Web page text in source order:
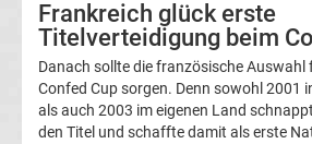
Liste
Frankreich glück erste
Titelverteidigung beim
Danach sollte die französische Auswahl
Confed Cup sorgen. Denn sowohl 2001
als auch 2003 im eigenen Land
den Titel und schaffte damit als erste